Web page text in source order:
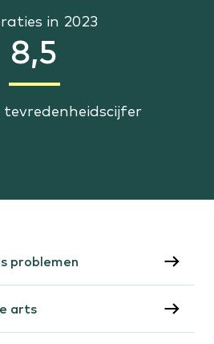
in 2023
8,5
tevredenheidscijfer
problemen
arts